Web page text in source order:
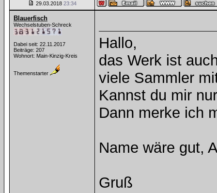
29.03.2018 23:34
Blauerfisch
Wechselstuben-Schreck
Dabei seit: 22.11.2017
Beiträge: 207
Wohnort: Main-Kinzig-Kreis
Themenstarter
Hallo,
das Werk ist
viele Sammler
Kannst du mir
Dann merke ich
Name wäre gut,
Gruß